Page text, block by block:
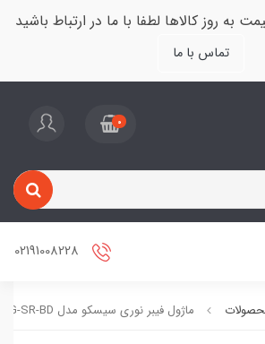
به روز کالاها لطفا با ما در ارتباط باشید
تماس با ما
0
ماژول فیبر نوری سیسکو مدل QSFP-40/100G-SR-BD